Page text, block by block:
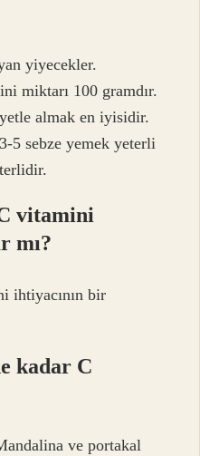
yiyecekler.
miktarı 100 gramdır.
almak en iyisidir.
5 sebze yemek yeterli
vitamini
mı?
ihtiyacının bir
kadar C
ve portakal